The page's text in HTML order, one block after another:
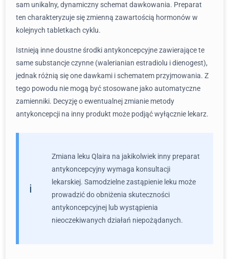
sam unikalny, dynamiczny schemat dawkowania. Preparat
ten charakteryzuje się zmienną zawartością hormonów w
kolejnych tabletkach cyklu.
Istnieją inne doustne środki antykoncepcyjne zawierające te
same substancje czynne (walerianian estradiolu i dienogest),
jednak różnią się one dawkami i schematem przyjmowania. Z
tego powodu nie mogą być stosowane jako automatyczne
zamienniki. Decyzję o ewentualnej zmianie metody
antykoncepcji na inny produkt może podjąć wyłącznie lekarz.
Zmiana leku Qlaira na jakikolwiek inny preparat
antykoncepcyjny wymaga konsultacji
lekarskiej. Samodzielne zastąpienie leku może
prowadzić do obniżenia skuteczności
antykoncepcyjnej lub wystąpienia
nieoczekiwanych działań niepożądanych.